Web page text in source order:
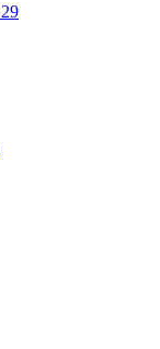
29